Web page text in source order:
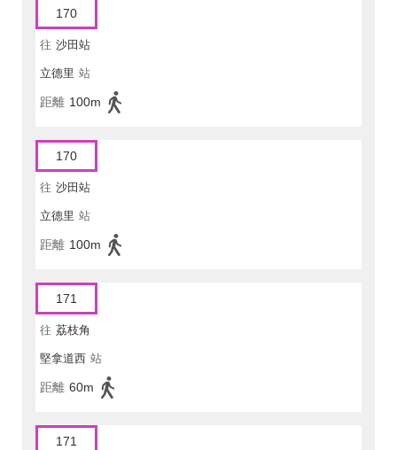
170
往 沙田站
立德里 站
距離 100m
170
往 沙田站
立德里 站
距離 100m
171
往 荔枝角
堅拿道西 站
距離 60m
171